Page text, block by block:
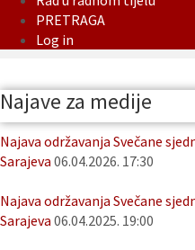
PRETRAGA
Log in
Najave za medije
Najava održavanja Svečane
Sarajeva 06.04.2026. 17:30
Najava održavanja Svečane
Sarajeva 06.04.2025. 19:00